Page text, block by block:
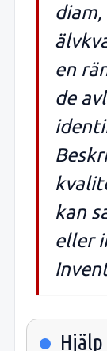
diam,
en
de
kan
eller
Hjälp